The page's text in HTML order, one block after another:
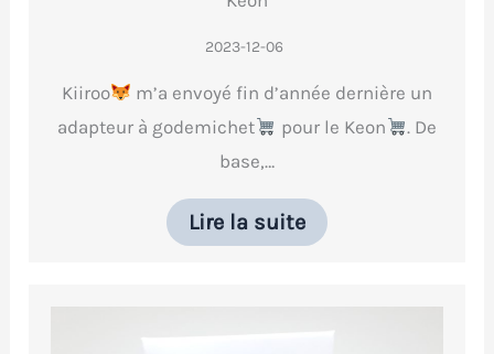
2023-12-06
Kiiroo
m’a envoyé fin d’année dernière un
adapteur à godemichet
pour le Keon
. De
base,…
Lire la suite